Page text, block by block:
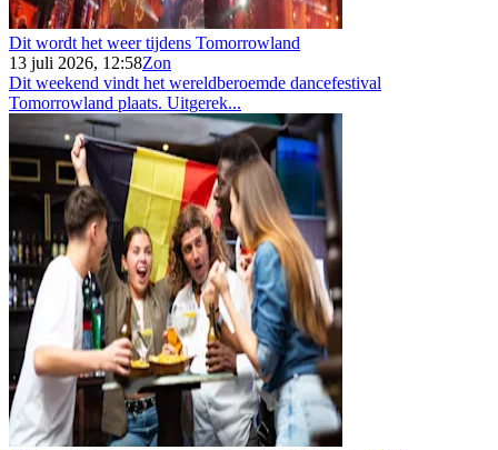
Dit wordt het weer tijdens Tomorrowland
13 juli 2026, 12:58Zon
Dit weekend vindt het wereldberoemde dancefestival
Tomorrowland plaats. Uitgerek...